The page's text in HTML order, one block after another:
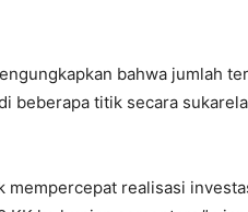
bahwa jumlah
beberapa titik secara
mempercepat realisasi